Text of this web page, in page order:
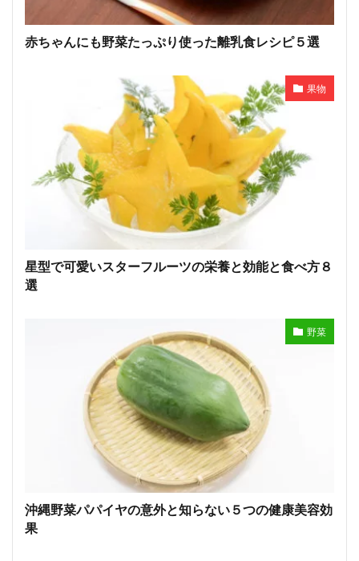
赤ちゃんにも野菜たっぷり使った離乳食レシピ５選
果物
星型で可愛いスターフルーツの栄養と効能と食べ方８
選
野菜
沖縄野菜パパイヤの意外と知らない５つの健康美容効
果